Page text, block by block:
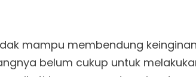
mampu membendung
belum cukup untuk